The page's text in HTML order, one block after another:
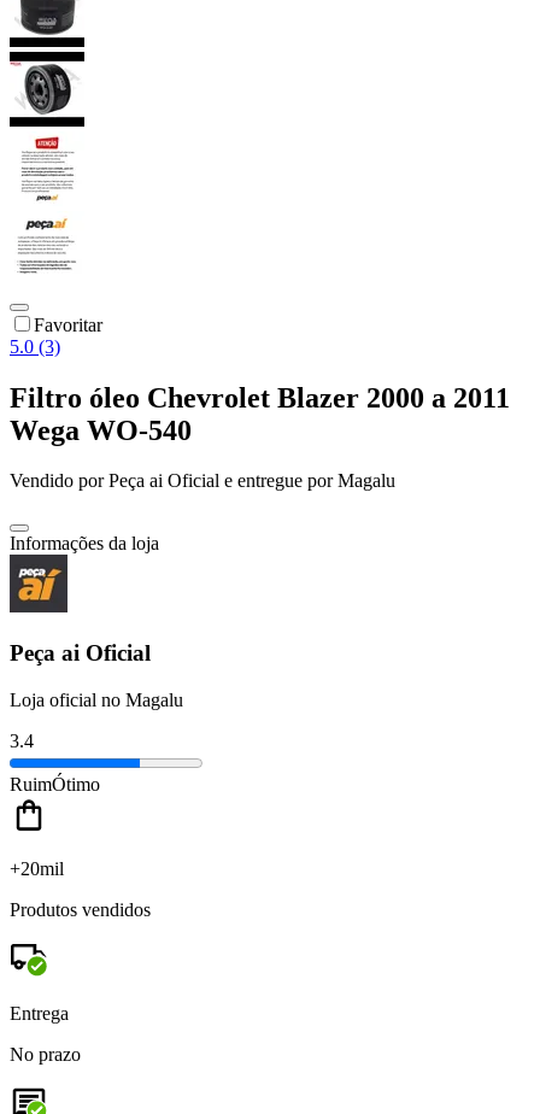
Favoritar
5.0 (3)
Filtro óleo Chevrolet Blazer 2000 a 2011
Wega WO-540
Vendido porPeça ai Oficial e entregue por Magalu
Informações da loja
Peça ai Oficial
Loja oficial no Magalu
3.4
RuimÓtimo
+20mil
Produtos vendidos
Entrega
No prazo